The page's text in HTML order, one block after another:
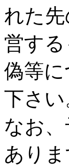
れた
営す
偽等
下さい
なお
あり